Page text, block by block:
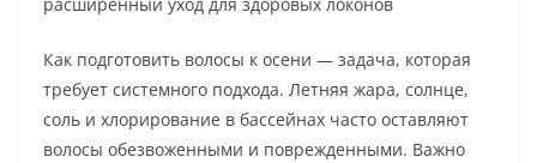
Как подготовить волосы к осени — задача, которая
требует системного подхода. Летняя жара, солнце,
соль и хлорирование в бассейнах часто оставляют
волосы обезвоженными и поврежденными. Важно